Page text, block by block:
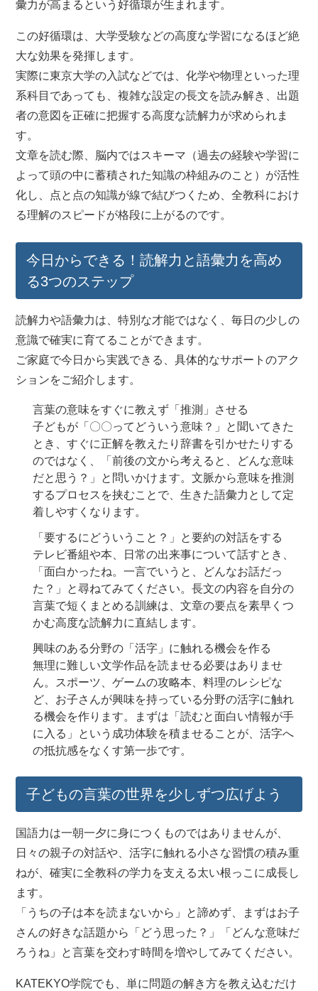
彙力が高まるという好循環が生まれます。
この好循環は、大学受験などの高度な学習になるほど絶
大な効果を発揮します。
実際に東京大学の入試などでは、化学や物理といった理
系科目であっても、複雑な設定の長文を読み解き、出題
者の意図を正確に把握する高度な読解力が求められま
す。
文章を読む際、脳内ではスキーマ（過去の経験や学習に
よって頭の中に蓄積された知識の枠組みのこと）が活性
化し、点と点の知識が線で結びつくため、全教科におけ
る理解のスピードが格段に上がるのです。
今日からできる！読解力と語彙力を高め
る3つのステップ
読解力や語彙力は、特別な才能ではなく、毎日の少しの
意識で確実に育てることができます。
ご家庭で今日から実践できる、具体的なサポートのアク
ションをご紹介します。
言葉の意味をすぐに教えず「推測」させる
子どもが「〇〇ってどういう意味？」と聞いてきた
とき、すぐに正解を教えたり辞書を引かせたりする
のではなく、「前後の文から考えると、どんな意味
だと思う？」と問いかけます。文脈から意味を推測
するプロセスを挟むことで、生きた語彙力として定
着しやすくなります。
「要するにどういうこと？」と要約の対話をする
テレビ番組や本、日常の出来事について話すとき、
「面白かったね。一言でいうと、どんなお話だっ
た？」と尋ねてみてください。長文の内容を自分の
言葉で短くまとめる訓練は、文章の要点を素早くつ
かむ高度な読解力に直結します。
興味のある分野の「活字」に触れる機会を作る
無理に難しい文学作品を読ませる必要はありませ
ん。スポーツ、ゲームの攻略本、料理のレシピな
ど、お子さんが興味を持っている分野の活字に触れ
る機会を作ります。まずは「読むと面白い情報が手
に入る」という成功体験を積ませることが、活字へ
の抵抗感をなくす第一歩です。
子どもの言葉の世界を少しずつ広げよう
国語力は一朝一夕に身につくものではありませんが、
日々の親子の対話や、活字に触れる小さな習慣の積み重
ねが、確実に全教科の学力を支える太い根っこに成長し
ます。
「うちの子は本を読まないから」と諦めず、まずはお子
さんの好きな話題から「どう思った？」「どんな意味だ
ろうね」と言葉を交わす時間を増やしてみてください。
KATEKYO学院でも、単に問題の解き方を教え込むだけ